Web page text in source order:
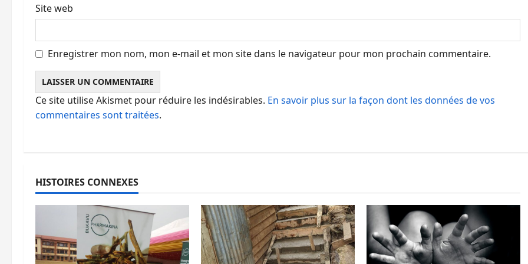
l
e
Site web
Enregistrer mon nom, mon e-mail et mon site dans le navigateur pour mon prochain commentaire.
Ce site utilise Akismet pour réduire les indésirables. En savoir plus sur la façon dont les données de vos
commentaires sont traitées.
HISTOIRES CONNEXES